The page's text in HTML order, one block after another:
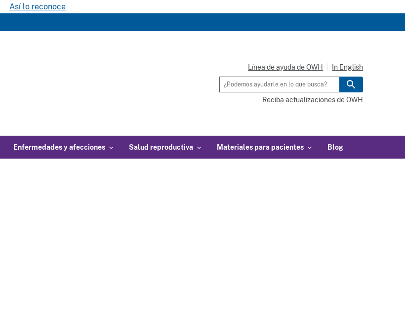
Así lo reconoce
Enfermedades y afecciones Salud reproductiva Materiales para pacientes Blog
Línea de ayuda de OWH In English
Reciba actualizaciones de OWH